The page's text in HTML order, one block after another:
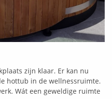
zijn klaar. Er kan nu
hottub in de wellnessruimte.
Wát een geweldige ruimte